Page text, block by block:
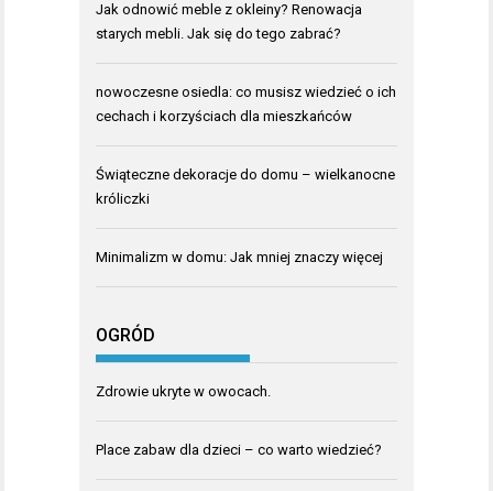
Jak odnowić meble z okleiny? Renowacja
starych mebli. Jak się do tego zabrać?
nowoczesne osiedla: co musisz wiedzieć o ich
cechach i korzyściach dla mieszkańców
Świąteczne dekoracje do domu – wielkanocne
króliczki
Minimalizm w domu: Jak mniej znaczy więcej
OGRÓD
Zdrowie ukryte w owocach.
Place zabaw dla dzieci – co warto wiedzieć?